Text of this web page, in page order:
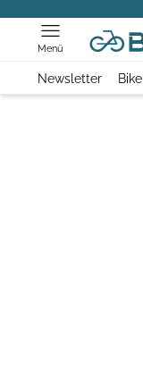
Menü
Newsletter